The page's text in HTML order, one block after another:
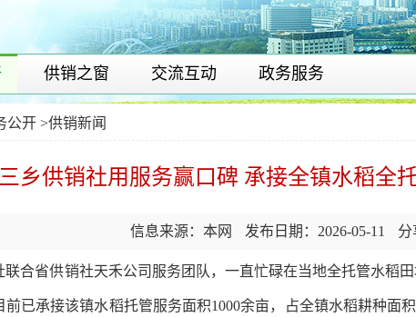
供销之窗 交流互动 政务服务
公开 >供销新闻
三乡供销社用服务赢口碑 承接全镇水稻全
信息来源：本网 发布日期：2026-05-11 分
省供销社天禾公司服务团队，一直忙碌在当地全托管水稻
已承接该镇水稻托管服务面积1000余亩，占全镇水稻耕种面